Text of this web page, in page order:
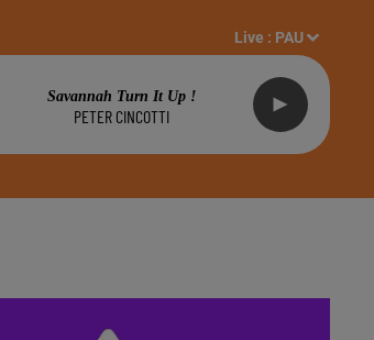
Live : PAU
Savannah Turn It Up !
PETER CINCOTTI